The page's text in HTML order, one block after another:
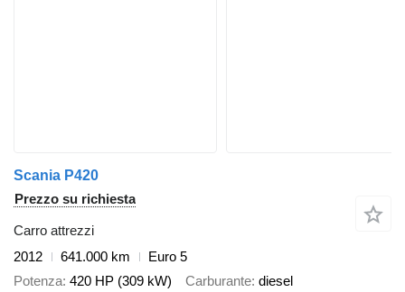
Scania P420
Prezzo su richiesta
Carro attrezzi
2012
641.000 km
Euro 5
Potenza 420 HP (309 kW) Carburante diesel